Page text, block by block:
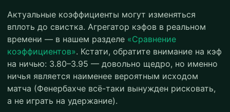
Актуальные коэффициенты могут изменяться
вплоть до свистка. Агрегатор кэфов в реальном
времени — в нашем разделе «Сравнение
коэффициентов». Кстати, обратите внимание на кэф
на ничью: 3.80–3.95 — довольно щедро, но именно
ничья является наименее вероятным исходом
матча (Фенербахче всё-таки вынужден рисковать,
а не играть на удержание).